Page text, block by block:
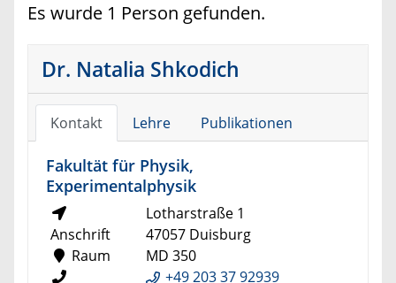
Es wurde 1 Person gefunden.
Dr. Natalia Shkodich
Kontakt Lehre Publikationen
Fakultät für Physik,
Experimentalphysik
Anschrift
Lotharstraße 1
47057 Duisburg
Raum
MD 350
+49 203 37 92939